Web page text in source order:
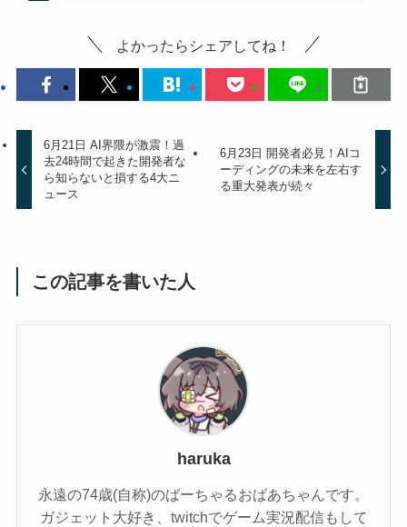
よかったらシェアしてね！
6月21日 AI界隈が激震！過
去24時間で起きた開発者な
ら知らないと損する4大ニ
ュース
6月23日 開発者必見！AIコ
ーディングの未来を左右す
る重大発表が続々
この記事を書いた人
haruka
永遠の74歳(自称)のばーちゃるおばあちゃんです。
ガジェット大好き、twitchでゲーム実況配信もして